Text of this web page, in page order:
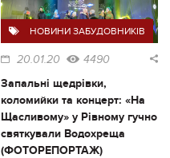
НОВИНИ ЗАБУДОВНИКІВ
20.01.20 4490
Запальні щедрівки,
коломийки та концерт: «На
Щасливому» у Рівному гучно
святкували Водохреща
(ФОТОРЕПОРТАЖ)